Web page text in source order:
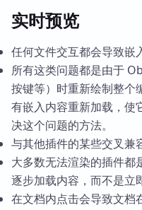
实时预览
任何文件交互都会导致嵌
所有这类问题都是由于
按键等）时重新绘制整个
有嵌入内容重新加载，使
决这个问题的方法。
与其他插件的某些交叉兼
大多数无法渲染的插件都
逐步加载内容，而不是立
在文档内点击会导致文档